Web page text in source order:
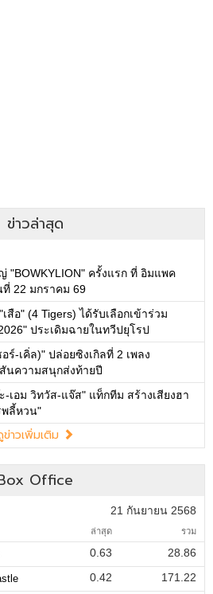
ข่าวล่าสุด
"BOWKYLION" ครั้งแรก ที่ อิมแพค
22 มกราคม 69
อ" (4 Tigers) ได้รับเลือกเข้าร่วม
ประเดิมฉายในทวีปยุโรป
ร์-เคิ่ล)" ปล่อยซิงเกิลที่ 2 เพลง
นความสนุกส่งท้ายปี
เอม วิทวัส-แจ๊ส" แท็กทีม สร้างเสียงฮา
พลี้หวน"
าวเพิ่มเติม
Office
21 กันยายน 2568
ล่าสุด รวม
0.63
28.86
0.42
171.22